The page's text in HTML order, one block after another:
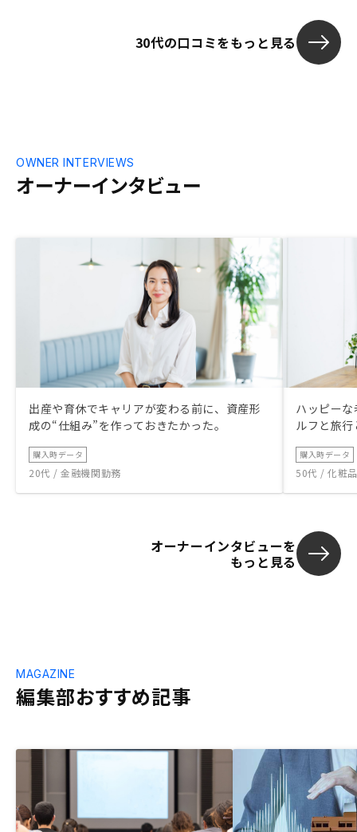
30代の口コミをもっと見る
オーナーインタビュー
OWNER INTERVIEWS
出産や育休でキャリアが変わる前に、資産形
成の“仕組み”を作っておきたかった。
購入時データ
20代 / 金融機関勤務
ハッピー
ルフと旅
購入時データ
50代 / 化粧
オーナーインタビューを
もっと見る
編集部おすすめ記事
MAGAZINE